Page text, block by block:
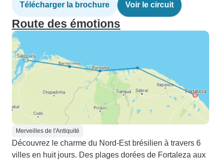
Télécharger la brochure Voir le circuit
Route des émotions
Merveilles de l'Antiquité
Découvrez le charme du Nord-Est brésilien à travers 6
villes en huit jours. Des plages dorées de Fortaleza aux